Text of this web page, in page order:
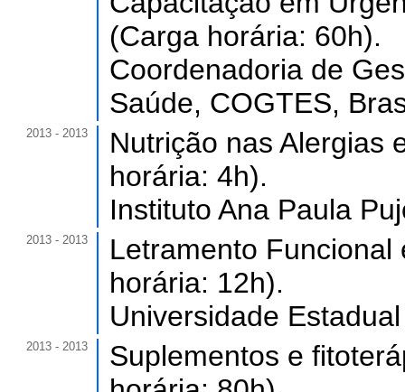
(Carga horária: 60h).
Coordenadoria de
Saúde, COGTES,
2013 - 2013
Nutrição nas Alergias
horária: 4h).
Instituto Ana Paula
2013 - 2013
Letramento
horária: 12h).
Universidade
2013 - 2013
Suplementos e